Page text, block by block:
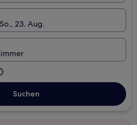
23. Aug.
Suchen